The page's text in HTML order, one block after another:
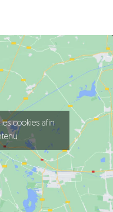
cookies afin